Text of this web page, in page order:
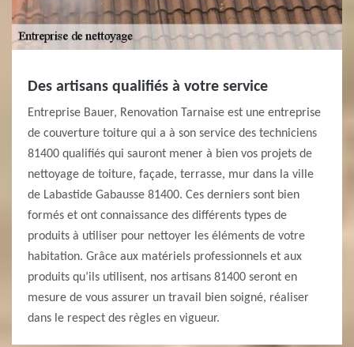
Des artisans qualifiés à votre service
Entreprise Bauer, Renovation Tarnaise est une entreprise
de couverture toiture qui a à son service des techniciens
81400 qualifiés qui sauront mener à bien vos projets de
nettoyage de toiture, façade, terrasse, mur dans la ville
de Labastide Gabausse 81400. Ces derniers sont bien
formés et ont connaissance des différents types de
produits à utiliser pour nettoyer les éléments de votre
habitation. Grâce aux matériels professionnels et aux
produits qu’ils utilisent, nos artisans 81400 seront en
mesure de vous assurer un travail bien soigné, réaliser
dans le respect des règles en vigueur.